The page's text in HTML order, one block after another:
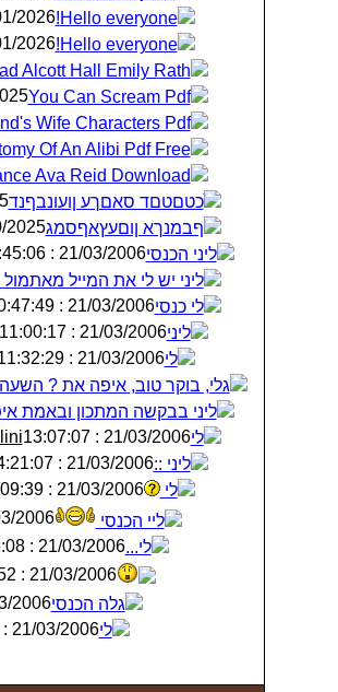
Hello everyone!
: 19:40:09
Hello everyone!
: 15:37:06
Alcott Hall Emily Rath
You Can Scream Pdf
Wife Characters Pdf
Of An Alibi Pdf Free
Ava Reid Download
ֺכטםטםד סאםךע ןועונבףנד
ףבמנךא ןוםעץאףסמג: 18:41:51
ליני הכנסי21/03/2006 : 10:45:06
ליני יש לי את המייל
לי כנסי21/03/2006 : 10:47:49
ליני21/03/2006 : 11:00:17
לי21/03/2006 : 11:32:29
גלי, בוקר טוב, איפה את ? השעה
ליני בבקשה המתכון ובאמת
לי21/03/2006 : 13:07:07
lini
ליני ::21/03/2006 : 14:21:07
לי
21/03/2006 : 15:09:39
ליי הכנסי
: 16:22:41
לי...21/03/2006 : 17:56:08
21/03/2006 : 18:38:52
גלה הכנסי: 18:49:45
לי21/03/2006 : 18:56:32